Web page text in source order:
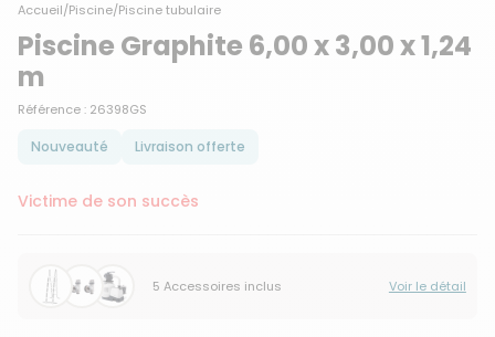
Accueil/Piscine/Piscine tubulaire
Piscine Graphite 6,00 x 3,00 x 1,24
m
Référence : 26398GS
Nouveauté Livraison offerte
Victime de son succès
5 Accessoires inclus Voir le détail